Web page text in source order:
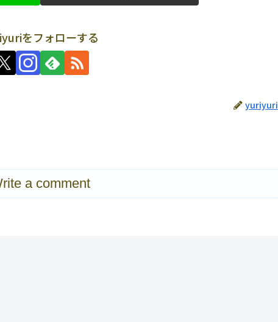
をフォローする
yuriyuri
a comment